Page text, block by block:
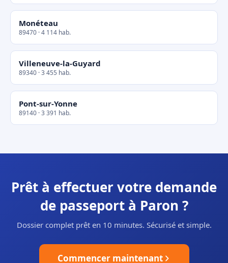
Monéteau
89470 · 4 114 hab.
Villeneuve-la-Guyard
89340 · 3 455 hab.
Pont-sur-Yonne
89140 · 3 391 hab.
Prêt à effectuer votre demande
de passeport à Paron ?
Dossier complet prêt en 10 minutes. Sécurisé et simple.
Commencer maintenant